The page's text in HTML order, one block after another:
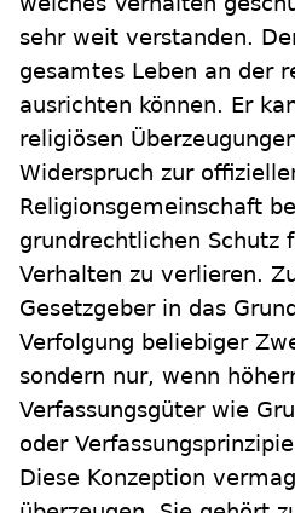
sehr weit verstanden.
gesamtes Leben an der
ausrichten können. Er
religiösen
Widerspruch zur
Religionsgemeinschaft
grundrechtlichen Schutz
Verhalten zu verlieren.
Gesetzgeber in das
Verfolgung beliebiger
sondern nur, wenn
Verfassungsgüter wie
oder
Diese Konzeption